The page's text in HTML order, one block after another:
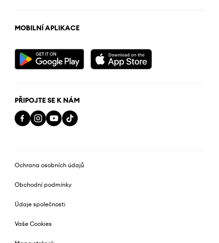
MOBILNÍ APLIKACE
PŘIPOJTE SE K NÁM
Ochrana osobních údajů
Obchodní podmínky
Údaje společnosti
Vaše Cookies